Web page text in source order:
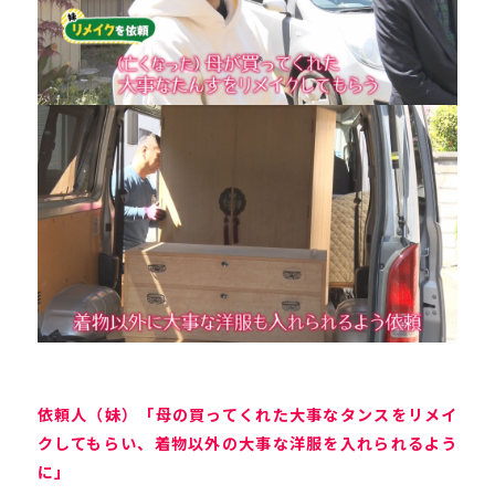
依頼人（妹）「母の買ってくれた大事なタンスをリメイ
クしてもらい、着物以外の大事な洋服を入れられるよう
に」